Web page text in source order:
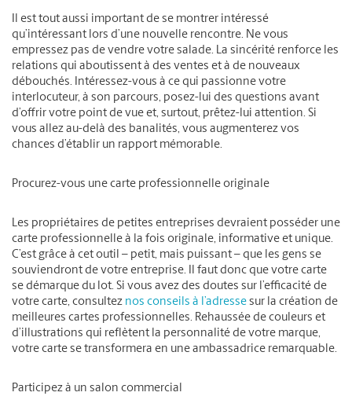
Il est tout aussi important de se montrer intéressé
qu’intéressant lors d’une nouvelle rencontre. Ne vous
empressez pas de vendre votre salade. La sincérité renforce les
relations qui aboutissent à des ventes et à de nouveaux
débouchés. Intéressez-vous à ce qui passionne votre
interlocuteur, à son parcours, posez-lui des questions avant
d’offrir votre point de vue et, surtout, prêtez-lui attention. Si
vous allez au-delà des banalités, vous augmenterez vos
chances d’établir un rapport mémorable.
Procurez-vous une carte professionnelle originale
Les propriétaires de petites entreprises devraient posséder une
carte professionnelle à la fois originale, informative et unique.
C’est grâce à cet outil – petit, mais puissant – que les gens se
souviendront de votre entreprise. Il faut donc que votre carte
se démarque du lot. Si vous avez des doutes sur l’efficacité de
votre carte, consultez nos conseils à l’adresse sur la création de
meilleures cartes professionnelles. Rehaussée de couleurs et
d’illustrations qui reflètent la personnalité de votre marque,
votre carte se transformera en une ambassadrice remarquable.
Participez à un salon commercial